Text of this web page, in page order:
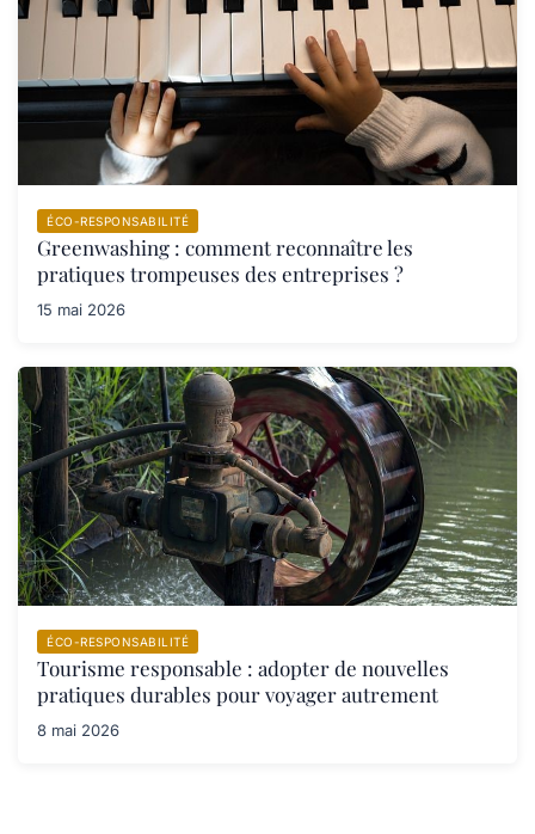
ÉCO-RESPONSABILITÉ
Greenwashing : comment reconnaître les
pratiques trompeuses des entreprises ?
15 mai 2026
ÉCO-RESPONSABILITÉ
Tourisme responsable : adopter de nouvelles
pratiques durables pour voyager autrement
8 mai 2026